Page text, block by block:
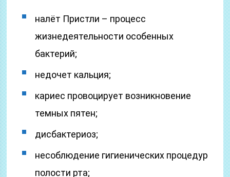
налёт Пристли – процесс
жизнедеятельности особенных
бактерий;
недочет кальция;
кариес провоцирует возникновение
темных пятен;
дисбактериоз;
несоблюдение гигиенических процедур
полости рта;